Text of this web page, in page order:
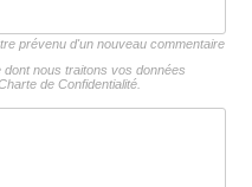
prévenu d'un nouveau commentaire
nous traitons vos données
de Confidentialité.